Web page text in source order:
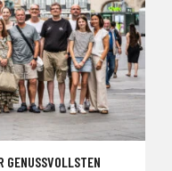
GENUSSVOLLSTEN